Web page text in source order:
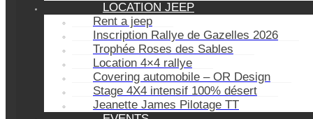
LOCATION JEEP
Rent a jeep
Inscription Rallye de Gazelles 2026
Trophée Roses des Sables
Location 4×4 rallye
Covering automobile – OR Design
Stage 4X4 intensif 100% désert
Jeanette James Pilotage TT